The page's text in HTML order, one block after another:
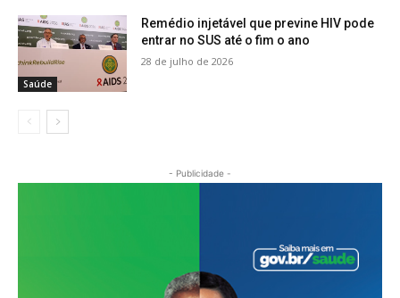
Saúde
Remédio injetável que previne HIV pode
entrar no SUS até o fim o ano
28 de julho de 2026
- Publicidade -